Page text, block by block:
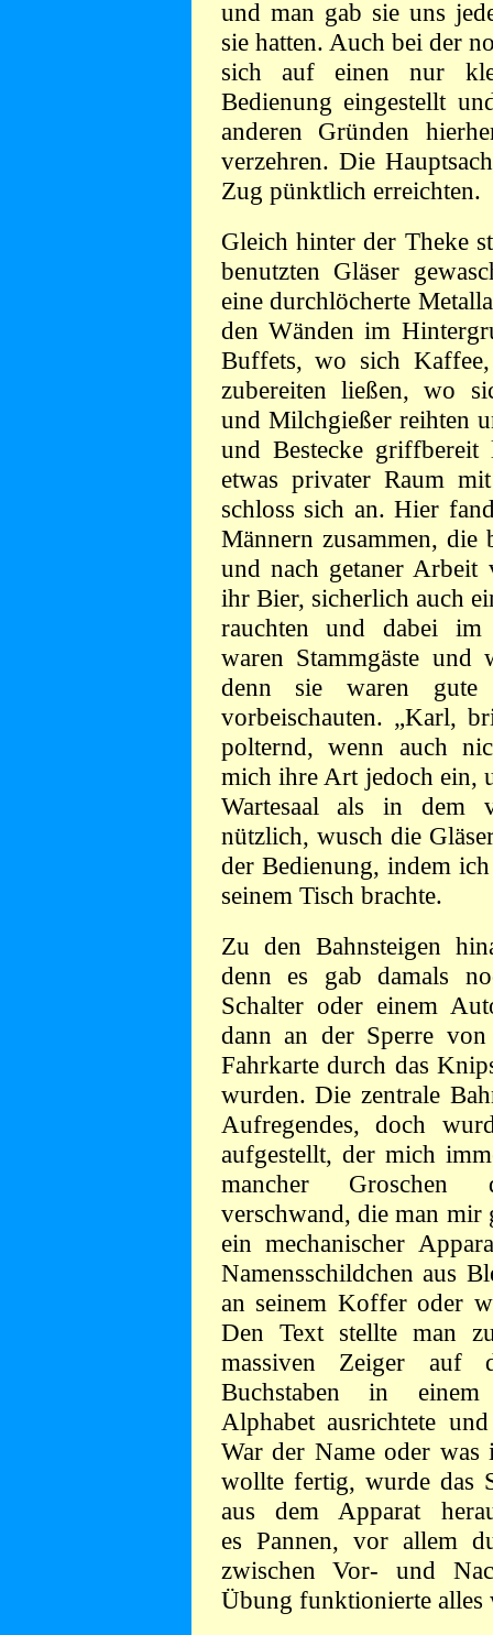
und man gab sie uns
sie hatten. Auch bei der
sich auf einen nur
Bedienung eingestellt
anderen Gründen
verzehren. Die
Zug pünktlich erreichten.
Gleich hinter der Theke
benutzten Gläser
eine durchlöcherte
den Wänden im
Buffets, wo sich
zubereiten ließen, wo
und Milchgießer reihten
und Bestecke griffbereit
etwas privater Raum
schloss sich an. Hier
Männern zusammen, die
und nach getaner
ihr Bier, sicherlich auch
rauchten und dabei im
waren Stammgäste und
denn sie waren
vorbeischauten. „Karl,
polternd, wenn auch
mich ihre Art jedoch ein,
Wartesaal als in dem
nützlich, wusch die
der Bedienung, indem
seinem Tisch brachte.
Zu den Bahnsteigen
denn es gab damals
Schalter oder einem
dann an der Sperre
Fahrkarte durch das
wurden. Die zentrale
Aufregendes, doch
aufgestellt, der mich
mancher Groschen
verschwand, die man mir
ein mechanischer
Namensschildchen aus
an seinem Koffer oder
Den Text stellte man
massiven Zeiger auf
Buchstaben in einem
Alphabet ausrichtete
War der Name oder was
wollte fertig, wurde das
aus dem Apparat
es Pannen, vor allem
zwischen Vor- und
Übung funktionierte alles